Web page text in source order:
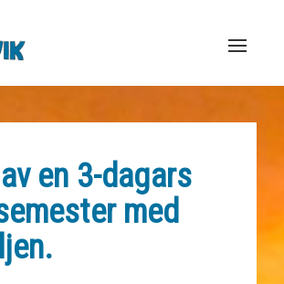
en 3-dagars
med